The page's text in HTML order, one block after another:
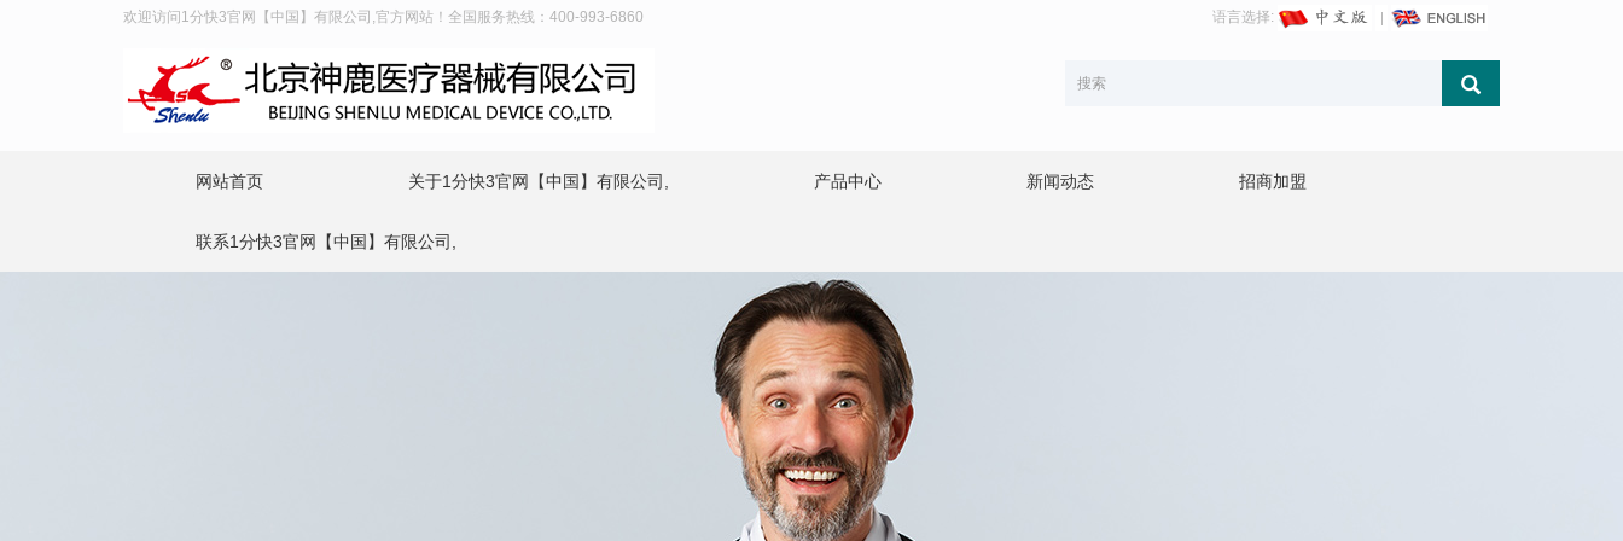
欢迎访问1分快3官网【中国】有限公司,官方网站！全国服务热线：400-993-6860 语言选择:
网站首页 关于1分快3官网【中国】有限公司, 产品中心 新闻动态 招商加盟
联系1分快3官网【中国】有限公司,